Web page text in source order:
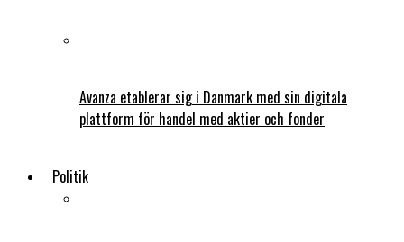
Avanza etablerar sig i Danmark med sin digitala
plattform för handel med aktier och fonder
Politik